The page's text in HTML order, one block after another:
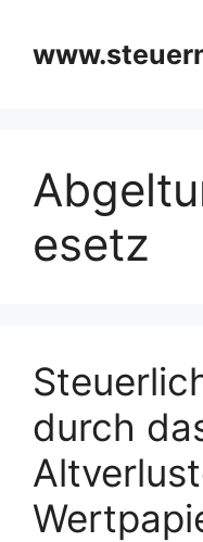
springen
esetz
durch